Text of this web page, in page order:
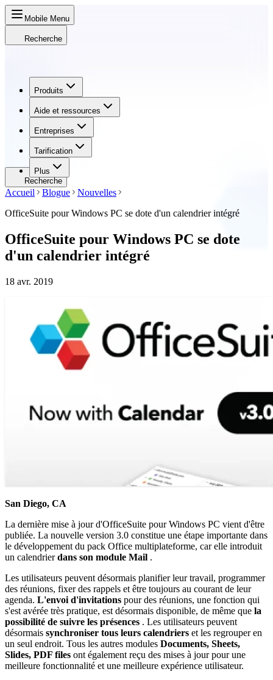
Mobile Menu
Recherche
Produits
Aide et ressources
Entreprises
Tarification
Plus
Produits
Aide et ressources
Entreprises
Tarification
Recherche
Accueil Blogue
Nouvelles
OfficeSuite pour Windows PC se dote d'un calendrier intégré
OfficeSuite pour Windows PC se dote
d'un calendrier intégré
18 avr. 2019
San Diego, CA
La dernière mise à jour d'OfficeSuite pour Windows PC vient d'être
publiée. La nouvelle version 3.0 constitue une étape importante dans
le développement du pack Office multiplateforme, car elle introduit
un calendrierdans son module Mail .
Les utilisateurs peuvent désormais planifier leur travail, programmer
des réunions, fixer des rappels et être toujours au courant de leur
agenda. L'envoi d'invitations pour des réunions, une fonction qui
s'est avérée très pratique, est désormais disponible, de même que la
possibilité de suivre les présences . Les utilisateurs peuvent
désormais synchroniser tous leurs calendriers et les regrouper en
un seul endroit. Tous les autres modules Documents, Sheets,
Slides, PDF files ont également reçu des mises à jour pour une
meilleure fonctionnalité et une meilleure expérience utilisateur.